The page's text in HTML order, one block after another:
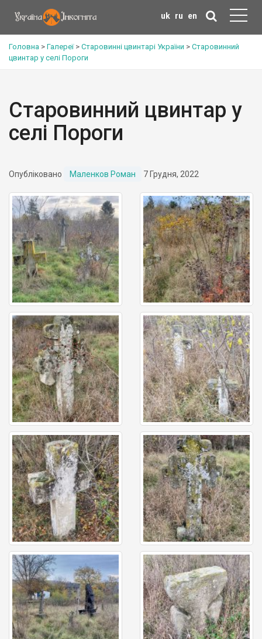
uk ru en
Головна > Галереї> Старовинні цвинтарі України > Старовинний
цвинтар у селі Пороги
Старовинний цвинтар у
селі Пороги
Опубліковано Маленков Роман 7 Грудня, 2022